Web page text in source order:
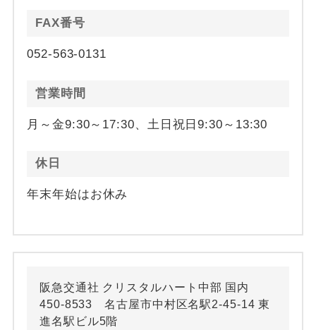
FAX番号
052-563-0131
営業時間
月～金9:30～17:30、土日祝日9:30～13:30
休日
年末年始はお休み
阪急交通社 クリスタルハート中部 国内
450-8533 名古屋市中村区名駅2-45-14 東
進名駅ビル5階